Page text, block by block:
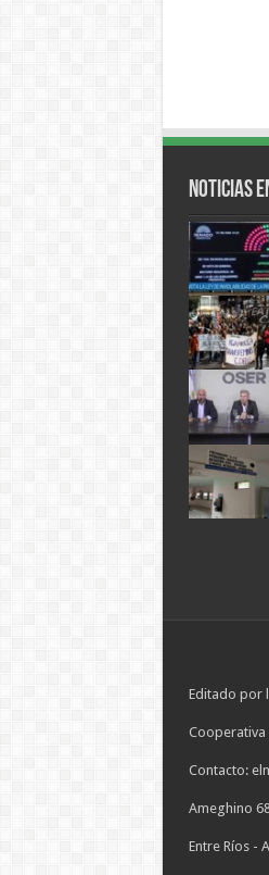
Noticias
Editado por
Cooperativa
Contacto:
Ameghino
Entre Ríos -